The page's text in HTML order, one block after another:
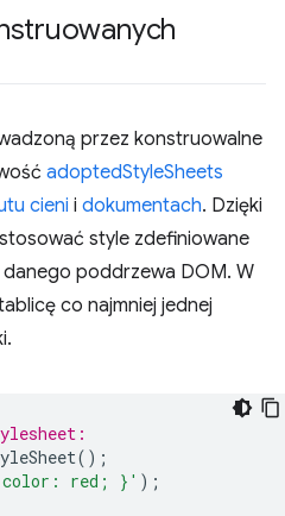
przez konstruowalne
adoptedStyleSheets
cieni i dokumentach. Dzięki
style zdefiniowane
poddrzewa DOM. W
co najmniej jednej
();
red; }' );